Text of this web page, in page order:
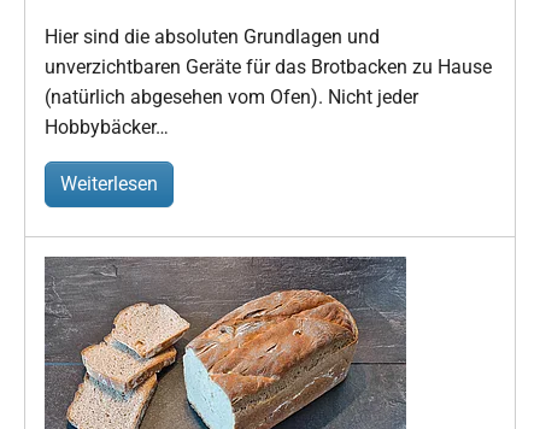
Hier sind die absoluten Grundlagen und
unverzichtbaren Geräte für das Brotbacken zu Hause
(natürlich abgesehen vom Ofen). Nicht jeder
Hobbybäcker…
Weiterlesen